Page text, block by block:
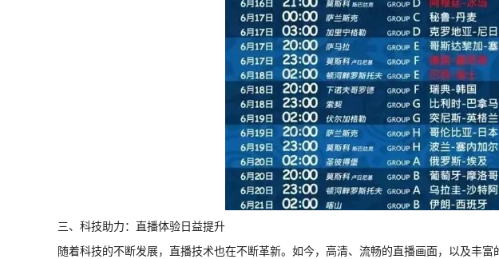
三、科技助力：直播体验日益提升
随着科技的不断发展，直播技术也在不断革新。如今，高清、流畅的直播画面，以及丰